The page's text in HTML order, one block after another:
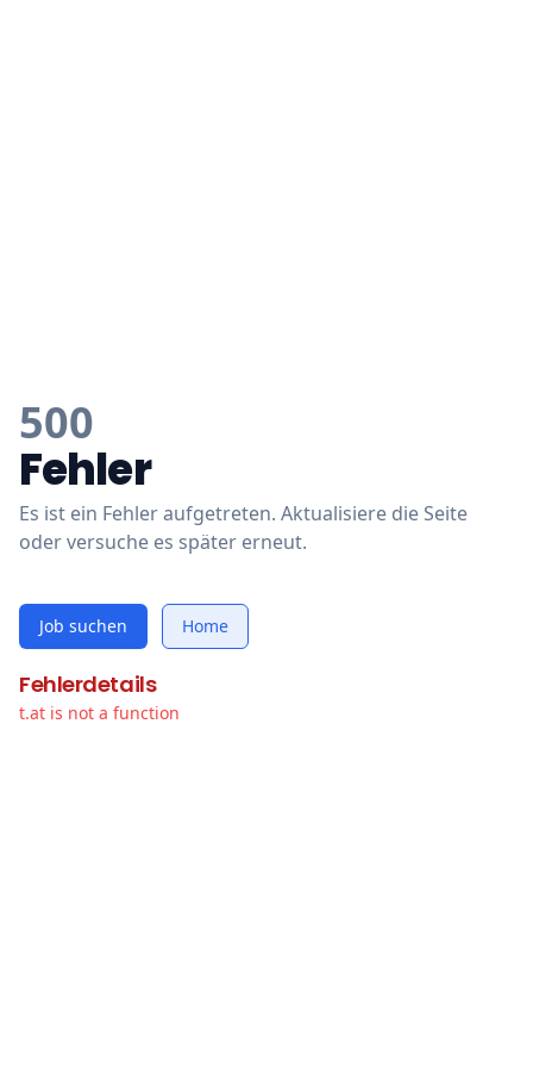
500
Fehler
Es ist ein Fehler aufgetreten. Aktualisiere die Seite
oder versuche es später erneut.
Job suchen Home
Fehlerdetails
t.at is not a function